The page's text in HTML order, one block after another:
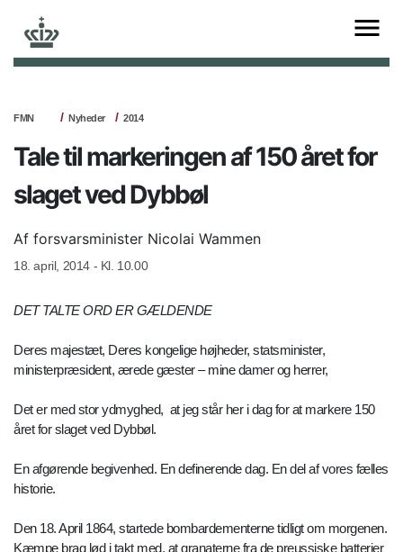
FMN Nyheder 2014
Tale til markeringen af 150 året for
slaget ved Dybbøl
Af forsvarsminister Nicolai Wammen
18. april, 2014 - Kl. 10.00
DET TALTE ORD ER GÆLDENDE
Deres majestæt, Deres kongelige højheder, statsminister,
ministerpræsident, ærede gæster – mine damer og herrer,
Det er med stor ydmyghed, at jeg står her i dag for at markere 150
året for slaget ved Dybbøl.
En afgørende begivenhed. En definerende dag. En del af vores fælles
historie.
Den 18. April 1864, startede bombardementerne tidligt om morgenen.
Kæmpe brag lød i takt med, at granaterne fra de preussiske batterier